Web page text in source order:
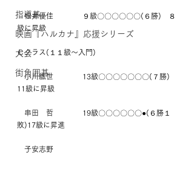
指導碁
映画『ハルカナ』応援シリーズ
大会
街角囲碁
松井優佳　　　　９級〇〇〇〇〇〇(６勝)　８
級に昇級
Ｃクラス(１１級～入門)
小川紘世　　　　13級〇〇〇〇〇〇〇(７勝)
11級に昇級
串田　哲　　　　19級〇〇〇〇〇〇●(６勝１
敗)17級に昇進
子安志野